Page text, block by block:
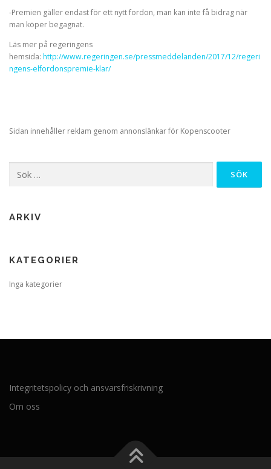
-Premien gäller endast för ett nytt fordon, man kan inte få bidrag när
man köper begagnat.
Läs mer på regeringens
hemsida: http://www.regeringen.se/pressmeddelanden/2017/12/regeri
ngens-elfordonspremie-klar/
Sidan innehåller reklam genom annonslänkar för Kopenscooter
efter:
ARKIV
KATEGORIER
Inga kategorier
Integritetspolicy och ansvarsfriskrivning
Om oss